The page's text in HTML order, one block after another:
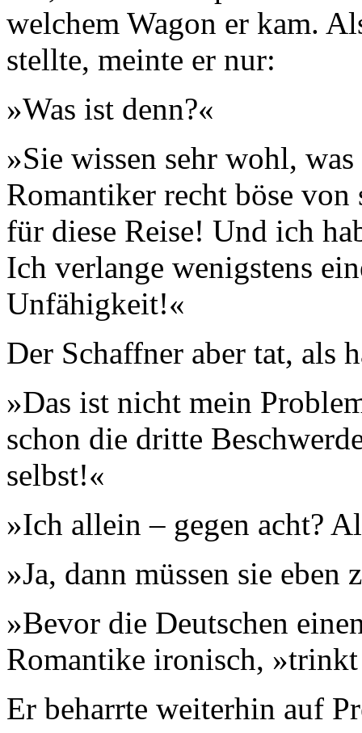
welchem Wagon er kam.
stellte, meinte er nur:
»Was ist denn?«
»Sie wissen sehr wohl,
Romantiker recht böse
für diese Reise! Und ich
Ich verlange wenigstens
Unfähigkeit!«
Der Schaffner aber tat, als
»Das ist nicht mein
schon die dritte
selbst!«
»Ich allein – gegen acht?
»Ja, dann müssen sie eben
»Bevor die Deutschen
Romantike ironisch,
Er beharrte weiterhin auf